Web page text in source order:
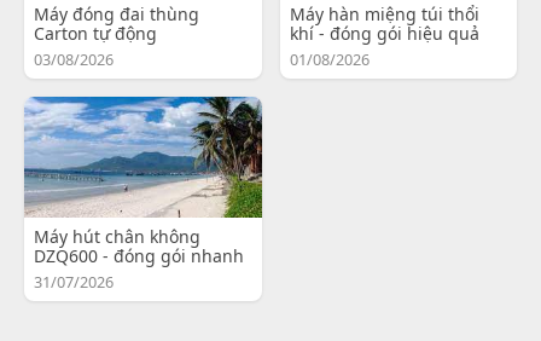
Máy đóng đai thùng
Carton tự động
03/08/2026
Máy hàn miệng túi thổi
khí - đóng gói hiệu quả
01/08/2026
Máy hút chân không
DZQ600 - đóng gói nhanh
31/07/2026